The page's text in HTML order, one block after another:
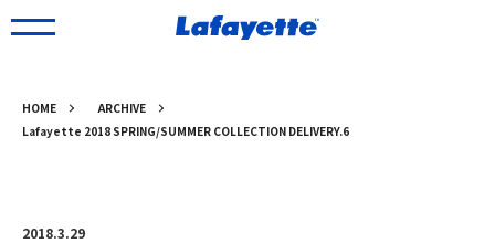
HOME
ARCHIVE
Lafayette 2018 SPRING/SUMMER COLLECTION DELIVERY.6
2018.3.29